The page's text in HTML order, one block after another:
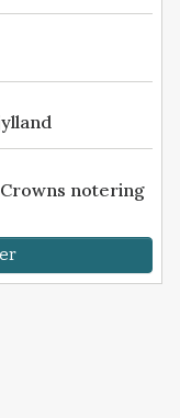
notering